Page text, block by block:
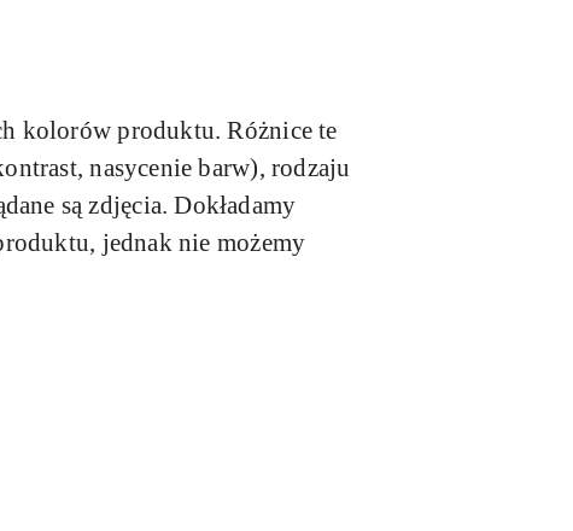
kolorów produktu. Różnice te
nasycenie barw), rodzaju
są zdjęcia. Dokładamy
jednak nie możemy